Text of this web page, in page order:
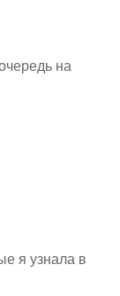
на
я узнала в